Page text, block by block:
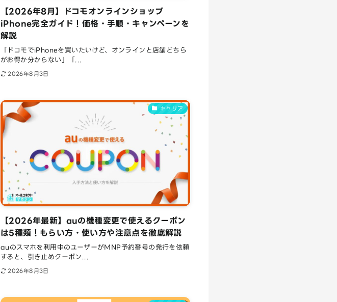
【2026年8月】ドコモオンラインショップ
iPhone完全ガイド！価格・手順・キャンペーンを
解説
「ドコモでiPhoneを買いたいけど、オンラインと店舗どちら
がお得か分からない」「...
2026年8月3日
キャリア
【2026年最新】auの機種変更で使えるクーポン
は5種類！もらい方・使い方や注意点を徹底解説
auのスマホを利用中のユーザーがMNP予約番号の発行を依頼
すると、引き止めクーポン...
2026年8月3日